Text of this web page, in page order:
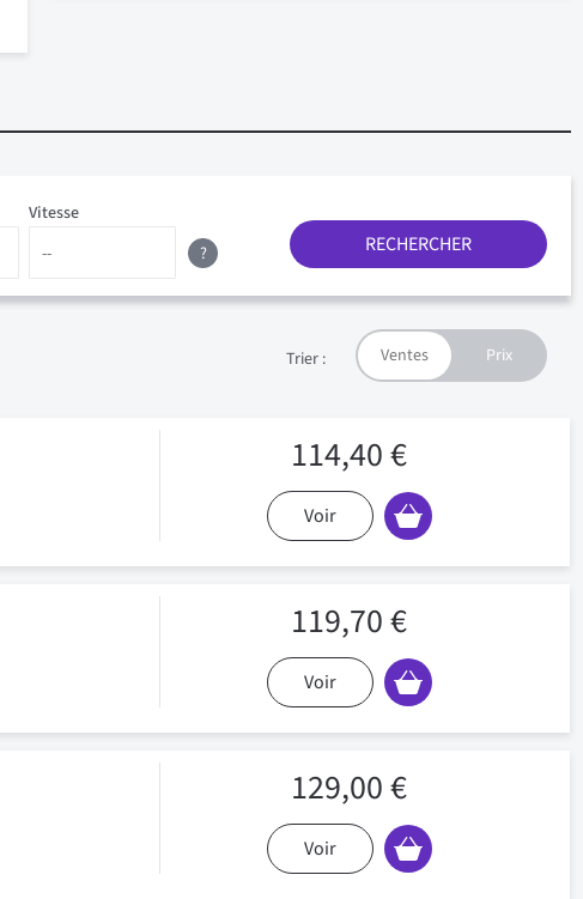
Vitesse
?
RECHERCHER
Trier :
114,40 €
Voir
119,70 €
Voir
129,00 €
Voir